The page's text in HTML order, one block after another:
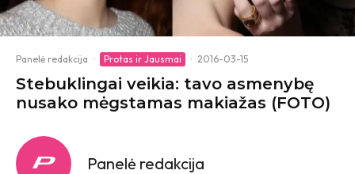
Panelė redakcija · Protas ir Jausmai · 2016-03-15
Stebuklingai veikia: tavo asmenybę
nusako mėgstamas makiažas (FOTO)
Panelė redakcija